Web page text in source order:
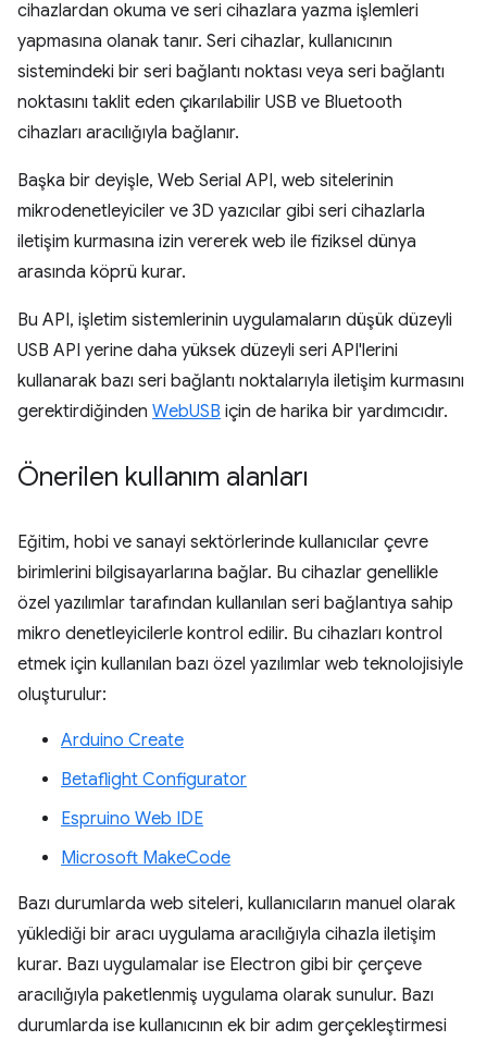
cihazlardan okuma ve seri cihazlara yazma işlemleri
yapmasına olanak tanır. Seri cihazlar, kullanıcının
sistemindeki bir seri bağlantı noktası veya seri bağlantı
noktasını taklit eden çıkarılabilir USB ve Bluetooth
cihazları aracılığıyla bağlanır.
Başka bir deyişle, Web Serial API, web sitelerinin
mikrodenetleyiciler ve 3D yazıcılar gibi seri cihazlarla
iletişim kurmasına izin vererek web ile fiziksel dünya
arasında köprü kurar.
Bu API, işletim sistemlerinin uygulamaların düşük düzeyli
USB API yerine daha yüksek düzeyli seri API'lerini
kullanarak bazı seri bağlantı noktalarıyla iletişim kurmasını
gerektirdiğinden WebUSB için de harika bir yardımcıdır.
Önerilen kullanım alanları
Eğitim, hobi ve sanayi sektörlerinde kullanıcılar çevre
birimlerini bilgisayarlarına bağlar. Bu cihazlar genellikle
özel yazılımlar tarafından kullanılan seri bağlantıya sahip
mikro denetleyicilerle kontrol edilir. Bu cihazları kontrol
etmek için kullanılan bazı özel yazılımlar web teknolojisiyle
oluşturulur:
Arduino Create
Betaflight Configurator
Espruino Web IDE
Microsoft MakeCode
Bazı durumlarda web siteleri, kullanıcıların manuel olarak
yüklediği bir aracı uygulama aracılığıyla cihazla iletişim
kurar. Bazı uygulamalar ise Electron gibi bir çerçeve
aracılığıyla paketlenmiş uygulama olarak sunulur. Bazı
durumlarda ise kullanıcının ek bir adım gerçekleştirmesi